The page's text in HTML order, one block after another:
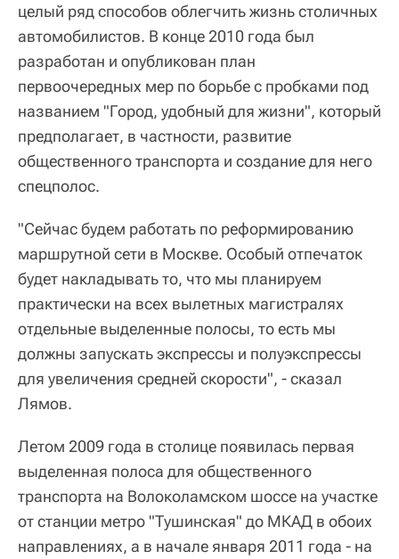
целый ряд способов облегчить жизнь столичных
автомобилистов. В конце 2010 года был
разработан и опубликован план
первоочередных мер по борьбе с пробками под
названием "Город, удобный для жизни", который
предполагает, в частности, развитие
общественного транспорта и создание для него
спецполос.
"Сейчас будем работать по реформированию
маршрутной сети в Москве. Особый отпечаток
будет накладывать то, что мы планируем
практически на всех вылетных магистралях
отдельные выделенные полосы, то есть мы
должны запускать экспрессы и полуэкспрессы
для увеличения средней скорости", - сказал
Лямов.
Летом 2009 года в столице появилась первая
выделенная полоса для общественного
транспорта на Волоколамском шоссе на участке
от станции метро "Тушинская" до МКАД в обоих
направлениях, а в начале января 2011 года - на